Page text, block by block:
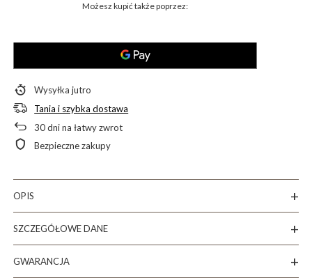
Możesz kupić także poprzez:
Wysyłkajutro
Tania i szybka dostawa
30dni na łatwy zwrot
Bezpieczne zakupy
OPIS
SZCZEGÓŁOWE DANE
GWARANCJA